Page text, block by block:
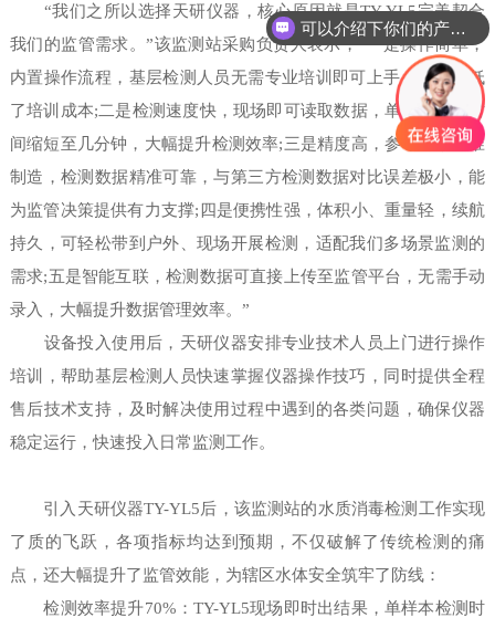
“我们之所以选择天研仪器，核心原因就是TY-YL5完美契合
我们的监管需求。”该监测站采购负责人表示，“一是操作简单，
内置操作流程，基层检测人员无需专业培训即可上手，大幅降低
了培训成本;二是检测速度快，现场即可读取数据，单样本检测时
间缩短至几分钟，大幅提升检测效率;三是精度高，参考国家标准
制造，检测数据精准可靠，与第三方检测数据对比误差极小，能
为监管决策提供有力支撑;四是便携性强，体积小、重量轻，续航
持久，可轻松带到户外、现场开展检测，适配我们多场景监测的
需求;五是智能互联，检测数据可直接上传至监管平台，无需手动
录入，大幅提升数据管理效率。”
设备投入使用后，天研仪器安排专业技术人员上门进行操作
培训，帮助基层检测人员快速掌握仪器操作技巧，同时提供全程
售后技术支持，及时解决使用过程中遇到的各类问题，确保仪器
稳定运行，快速投入日常监测工作。
引入天研仪器TY-YL5后，该监测站的水质消毒检测工作实现
了质的飞跃，各项指标均达到预期，不仅破解了传统检测的痛
点，还大幅提升了监管效能，为辖区水体安全筑牢了防线：
检测效率提升70%：TY-YL5现场即时出结果，单样本检测时
可以介绍下你们的产品么